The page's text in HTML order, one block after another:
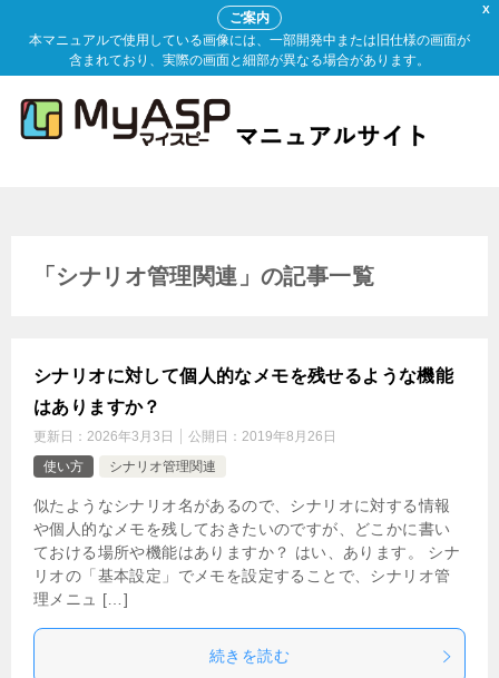
X
ご案内
本マニュアルで使用している画像には、一部開発中または旧仕様の画面が
含まれており、実際の画面と細部が異なる場合があります。
「シナリオ管理関連」の記事一覧
シナリオに対して個人的なメモを残せるような機能
はありますか？
更新日： 2026年3月3日 公開日： 2019年8月26日
使い方
シナリオ管理関連
似たようなシナリオ名があるので、シナリオに対する情報
や個人的なメモを残しておきたいのですが、どこかに書い
ておける場所や機能はありますか？ はい、あります。 シナ
リオの「基本設定」でメモを設定することで、シナリオ管
理メニュ […]
続きを読む